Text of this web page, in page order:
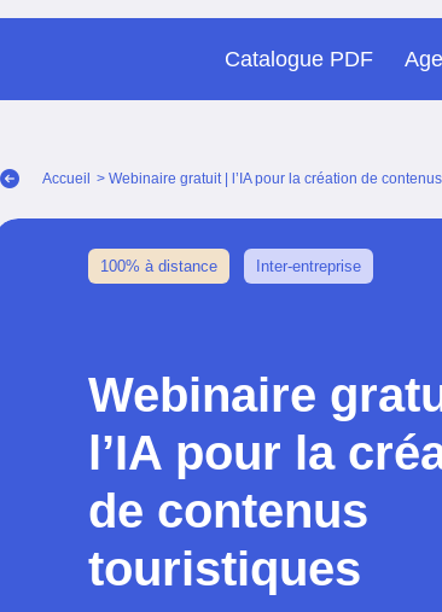
Catalogue PDF
Accueil > Webinaire gratuit | l’IA pour la création de
100% à distance Inter-entreprise
Webinaire
l’IA pour la
de contenus
touristiques